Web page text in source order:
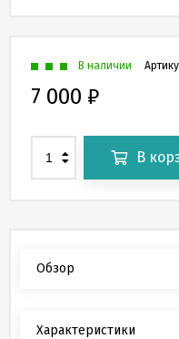
В наличии
7 000 ₽
В
Обзор
Характеристики